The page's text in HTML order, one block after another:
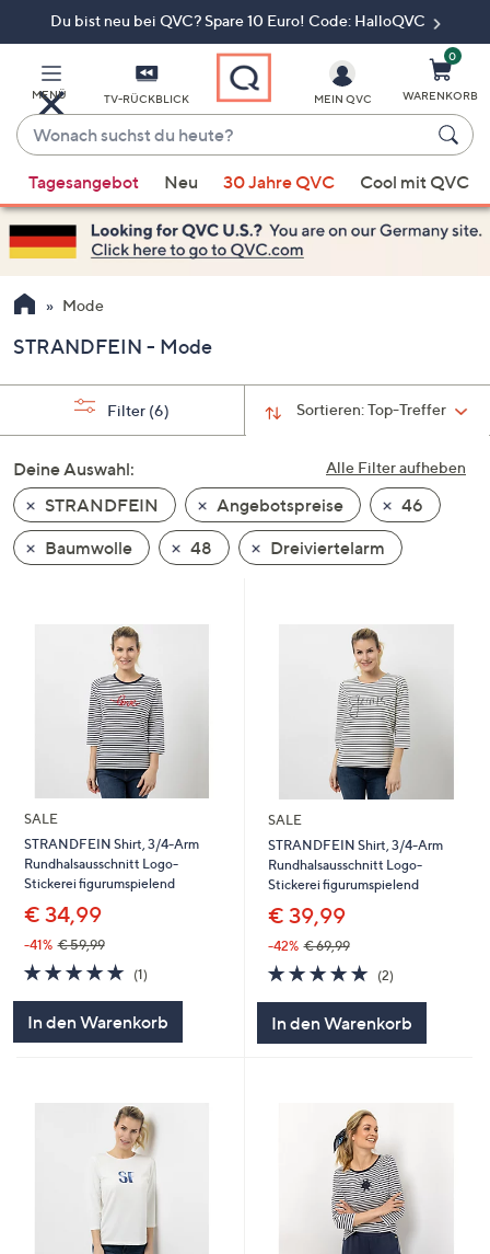
Du bist neu bei QVC? Spare 10 Euro! Code: HalloQVC
MENÜ TV-RÜCKBLICK
Wonach
suchst
du
heute?
Vorschläge
verfügbar
sind,
verwenden
Sie
Pfeiltasten
nach
und
nach
unten
oder
wischen
Sie
diese
anzuzeigen.
MEIN QVC
0
WARENKORB
Tagesangebot Neu 30 Jahre QVC Cool mit QVC
Mode
STRANDFEIN - Mode
Sortieren:Top-Treffer
Filter (6)
Alle Filter aufheben
Deine Auswahl:
STRANDFEIN
Angebotspreise
46
Baumwolle
48 Dreiviertelarm
SALE
STRANDFEIN Shirt, 3/4-Arm
Rundhalsausschnitt Logo-
Stickerei figurumspielend
€ 34,99
-41% € 59,99
5.0
von
(1)1
In den Warenkorb
SALE
STRANDFEIN Shirt, 3/4-Arm
Rundhalsausschnitt Logo-
Stickerei figurumspielend
€ 39,99
-42% € 69,99
5.0
von
(2)2
In den Warenkorb